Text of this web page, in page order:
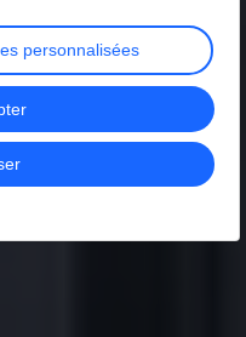
personnalisées